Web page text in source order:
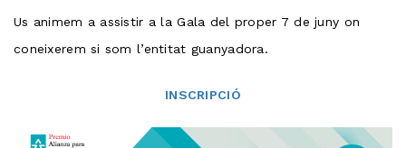
Us animem a assistir a la Gala del proper 7 de juny on
coneixerem si som l’entitat guanyadora.
INSCRIPCIÓ